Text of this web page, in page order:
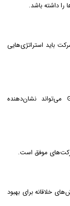
را داشته باشد.
باید استراتژی‌هایی
داشتن گواهینامه‌های مرتبط مانند Google Partner می‌تواند نشان‌دهنده
موفق است.
خلاقانه برای بهبود